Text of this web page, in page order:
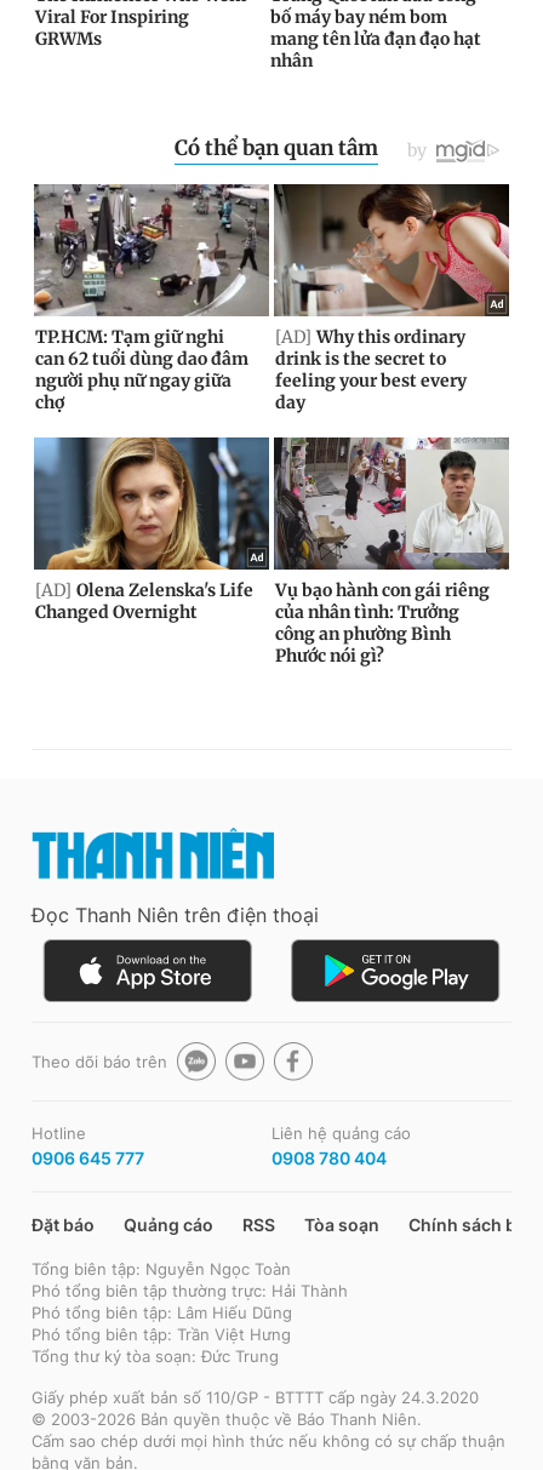
Đọc Thanh Niên trên điện thoại
Theo dõi báo trên
Hotline
0906 645 777
Liên hệ quảng cáo
0908 780 404
Đặt báo Quảng cáo RSS Tòa soạn Chính sách bảo
Tổng biên tập: Nguyễn Ngọc Toàn
Phó tổng biên tập thường trực: Hải Thành
Phó tổng biên tập: Lâm Hiếu Dũng
Phó tổng biên tập: Trần Việt Hưng
Tổng thư ký tòa soạn: Đức Trung
Giấy phép xuất bản số 110/GP - BTTTT cấp ngày 24.3.2020
© 2003-2026 Bản quyền thuộc về Báo Thanh Niên.
Cấm sao chép dưới mọi hình thức nếu không có sự chấp thuận
bằng văn bản.